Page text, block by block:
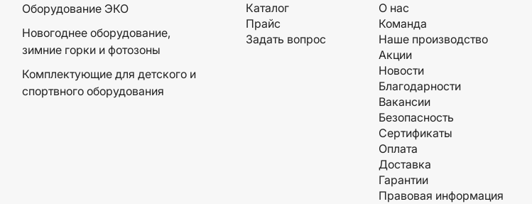
Оборудование ЭКО
Новогоднее оборудование,
зимние горки и фотозоны
Комплектующие для детского и
спортвного оборудования
Каталог
Прайс
Задать вопрос
О нас
Команда
Наше производство
Акции
Новости
Благодарности
Вакансии
Безопасность
Сертификаты
Оплата
Доставка
Гарантии
Правовая информация